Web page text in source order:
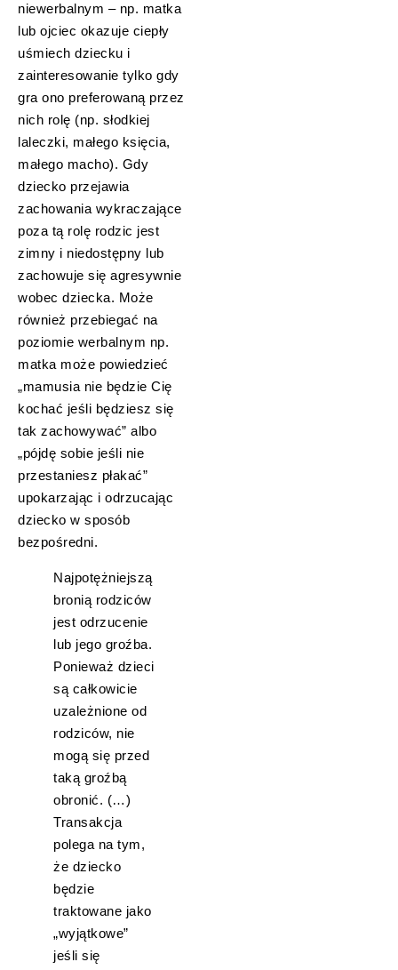
niewerbalnym – np. matka
lub ojciec okazuje ciepły
uśmiech dziecku i
zainteresowanie tylko gdy
gra ono preferowaną przez
nich rolę (np. słodkiej
laleczki, małego księcia,
małego macho). Gdy
dziecko przejawia
zachowania wykraczające
poza tą rolę rodzic jest
zimny i niedostępny lub
zachowuje się agresywnie
wobec dziecka. Może
również przebiegać na
poziomie werbalnym np.
matka może powiedzieć
„mamusia nie będzie Cię
kochać jeśli będziesz się
tak zachowywać” albo
„pójdę sobie jeśli nie
przestaniesz płakać”
upokarzając i odrzucając
dziecko w sposób
bezpośredni.
Najpotężniejszą
bronią rodziców
jest odrzucenie
lub jego groźba.
Ponieważ dzieci
są całkowicie
uzależnione od
rodziców, nie
mogą się przed
taką groźbą
obronić. (…)
Transakcja
polega na tym,
że dziecko
będzie
traktowane jako
„wyjątkowe”
jeśli się